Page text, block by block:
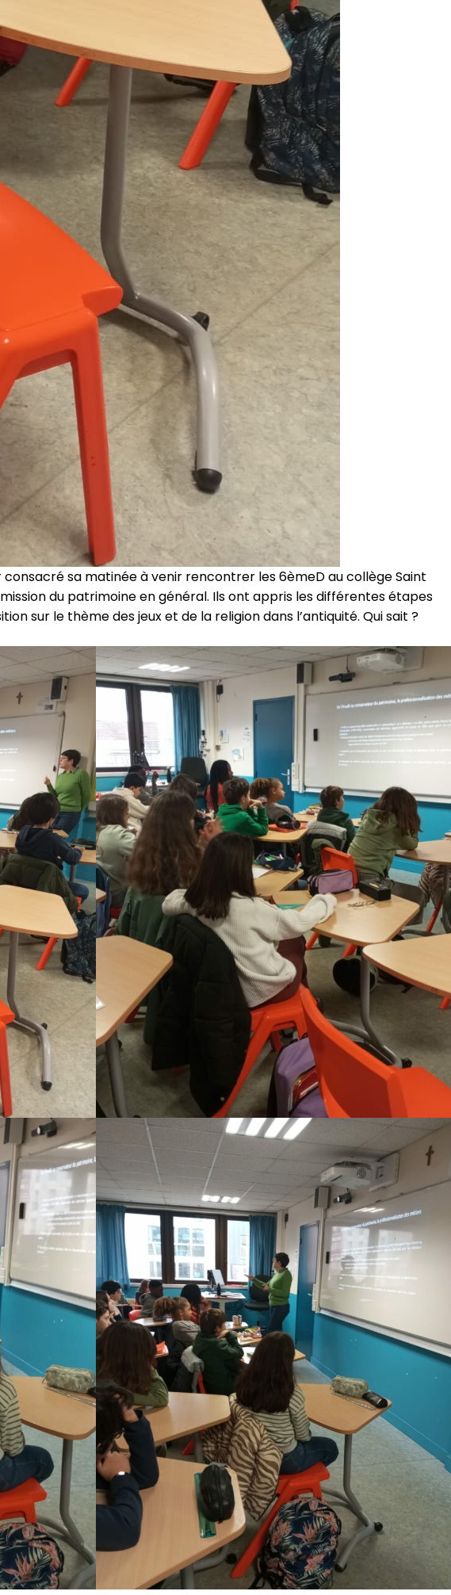
sa matinée à venir rencontrer les 6èmeD au collège Saint
du patrimoine en général. Ils ont appris les différentes étapes
sur le thème des jeux et de la religion dans l’antiquité. Qui sait ?